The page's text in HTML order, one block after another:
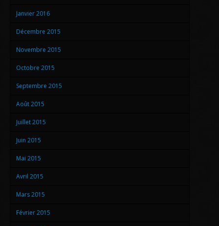
Janvier 2016
Décembre 2015
Novembre 2015
Octobre 2015
Septembre 2015
Août 2015
Juillet 2015
Juin 2015
Mai 2015
Avril 2015
Mars 2015
Février 2015